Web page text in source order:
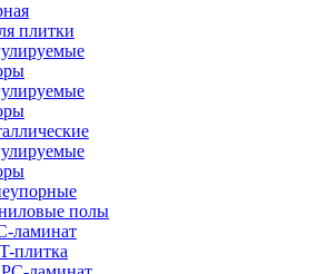
плитки
полы
ламинат
плитка